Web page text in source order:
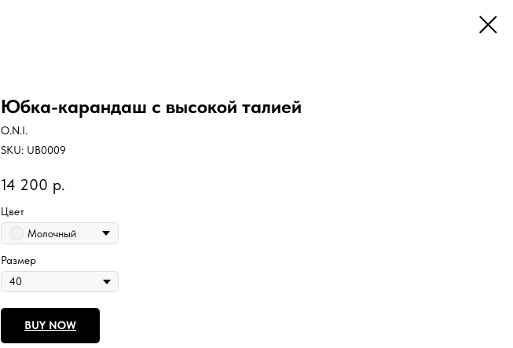
Юбка-карандаш с высокой талией
O.N.I.
SKU: UB0009
14 200 р.
Цвет
Молочный
Размер
BUY NOW